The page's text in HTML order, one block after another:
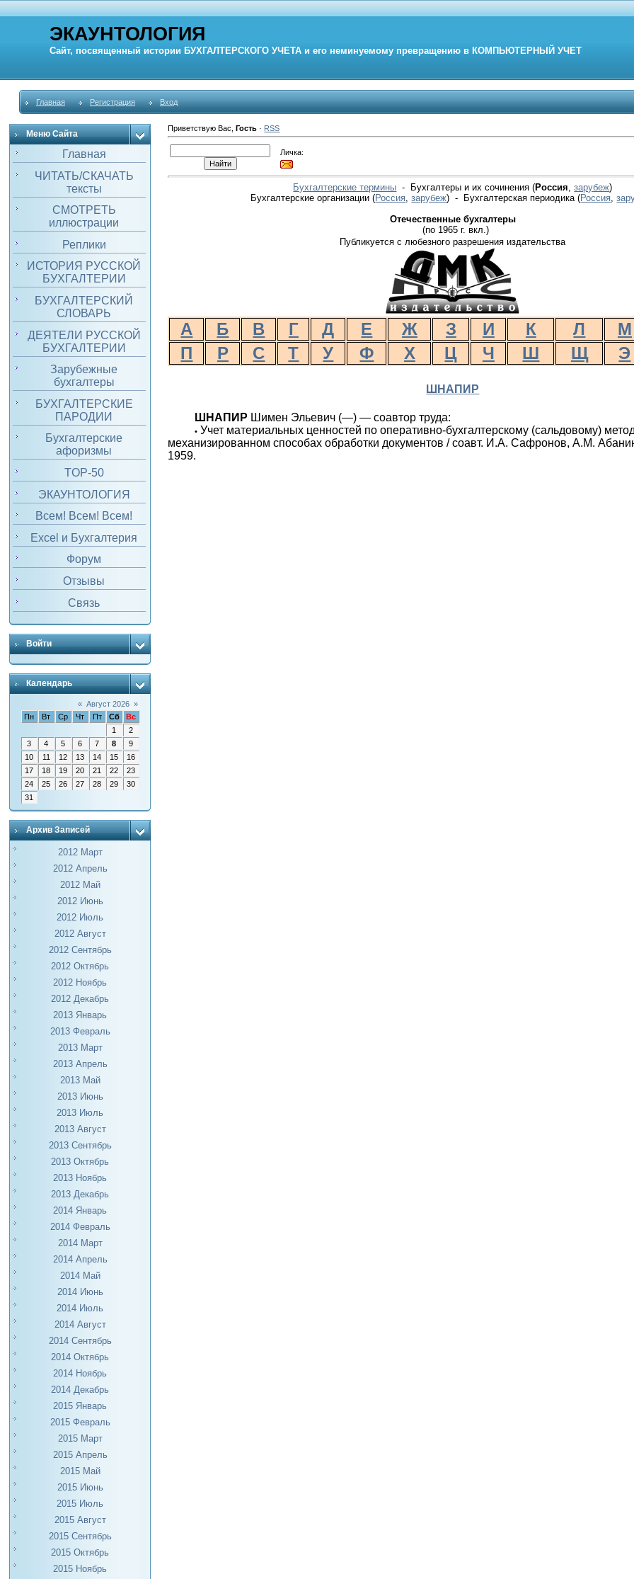
ЭКАУНТОЛОГИЯ
Сайт, посвященный истории БУХГАЛТЕРСКОГО УЧЕТА и его неминуемому превращению в КОМПЬЮТЕРНЫЙ УЧЕТ
Главная Регистрация Вход
Меню Сайта
Главная
ЧИТАТЬ/СКАЧАТЬ
тексты
СМОТРЕТЬ
иллюстрации
Реплики
ИСТОРИЯ РУССКОЙ
БУХГАЛТЕРИИ
БУХГАЛТЕРСКИЙ
СЛОВАРЬ
ДЕЯТЕЛИ РУССКОЙ
БУХГАЛТЕРИИ
Зарубежные
бухгалтеры
БУХГАЛТЕРСКИЕ
ПАРОДИИ
Бухгалтерские
афоризмы
TOP-50
ЭКАУНТОЛОГИЯ
Всем! Всем! Всем!
Excel и Бухгалтерия
Форум
Отзывы
Связь
Войти
Календарь
« Август 2026 »
Пн
Вт Ср Чт Пт Сб
Вс
1
2
3
4 5 6 7 8
9
10
11 12 13 14 15
16
17
18 19 20 21 22
23
24
25 26 27 28 29
30
31
Архив Записей
2012 Март
2012 Апрель
2012 Май
2012 Июнь
2012 Июль
2012 Август
2012 Сентябрь
2012 Октябрь
2012 Ноябрь
2012 Декабрь
2013 Январь
2013 Февраль
2013 Март
2013 Апрель
2013 Май
2013 Июнь
2013 Июль
2013 Август
2013 Сентябрь
2013 Октябрь
2013 Ноябрь
2013 Декабрь
2014 Январь
2014 Февраль
2014 Март
2014 Апрель
2014 Май
2014 Июнь
2014 Июль
2014 Август
2014 Сентябрь
2014 Октябрь
2014 Ноябрь
2014 Декабрь
2015 Январь
2015 Февраль
2015 Март
2015 Апрель
2015 Май
2015 Июнь
2015 Июль
2015 Август
2015 Сентябрь
2015 Октябрь
2015 Ноябрь
Приветствую Вас ,Гость · RSS
Личка:
Бухгалтерские термины - Бухгалтеры и их сочинения (Россия ,зарубеж)
Бухгалтерские организации(Россия ,зарубеж) - Бухгалтерская периодика(Россия ,
Отечественные бухгалтеры
(по 1965 г. вкл.)
Публикуется с любезного разрешения издательства
А Б В Г Д Е Ж З И К Л М
П
Р С Т У Ф Х Ц Ч Ш Щ Э
ШНАПИР
ШНАПИР Шимен Эльевич (—) — соавтор труда:
• Учет материальных ценностей по опе­ра­тивно-бухгалтерскому (сальдовому)
механизированном способах обработки документов / соавт. И.А. Сафронов, А.М.
1959.